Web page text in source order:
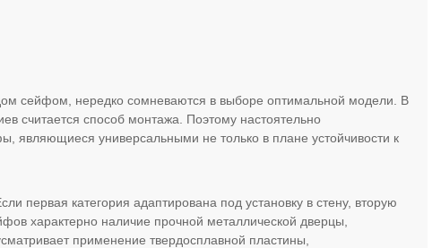
сейфом, нередко сомневаются в выборе оптимальной модели. В
считается способ монтажа. Поэтому настоятельно
являющиеся универсальными не только в плане устойчивости к
первая категория адаптирована под установку в стену, вторую
характерно наличие прочной металлической дверцы,
применение твердосплавной пластины,